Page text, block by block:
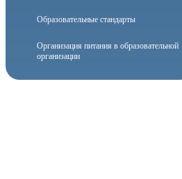
Образовательные стандарты
Организация питания в образовательной
организации